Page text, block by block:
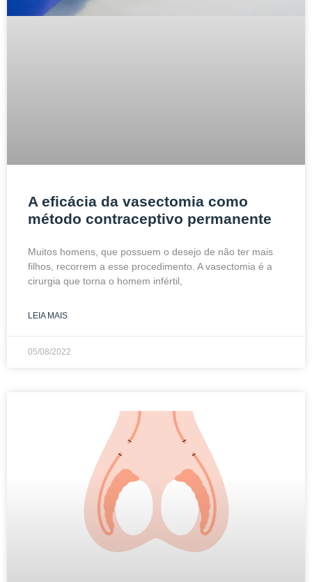
A eficácia da vasectomia como
método contraceptivo permanente
Muitos homens, que possuem o desejo de não ter mais
filhos, recorrem a esse procedimento. A vasectomia é a
cirurgia que torna o homem infértil,
LEIA MAIS
05/08/2022